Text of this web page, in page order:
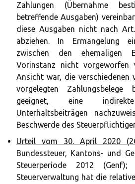
Zahlungen (Übernahme
betreffende Ausgaben)
diese Ausgaben nicht nach
abziehen. In Ermangelung
zwischen den ehemaligen
Vorinstanz nicht vorgeworfen
Ansicht war, die verschiedenen
vorgelegten
geeignet, eine
Unterhaltsbeiträgen
Beschwerde des
Urteil vom 30. April 2020
Bundessteuer, Kantons- und
Steuerperiode 2012
Steuerverwaltung hat die